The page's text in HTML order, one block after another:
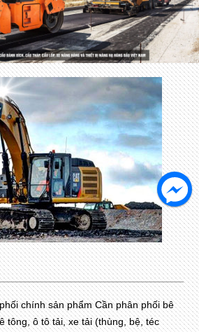
chính sản phẩm Cần phân phối bê
tông, ô tô tải, xe tải (thùng, bệ, téc